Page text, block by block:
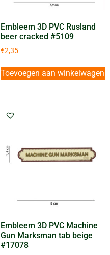
Embleem 3D PVC Rusland
beer cracked #5109
€2,35
Toevoegen aan winkelwagen
Embleem 3D PVC Machine
Gun Marksman tab beige
#17078